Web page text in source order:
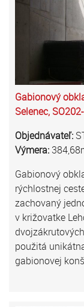
Gabionový
Selenec,
Objednávateľ:
Výmera:
Gabionový
rýchlostnej
zachovaný
v križovatke
použitá
gabionovej